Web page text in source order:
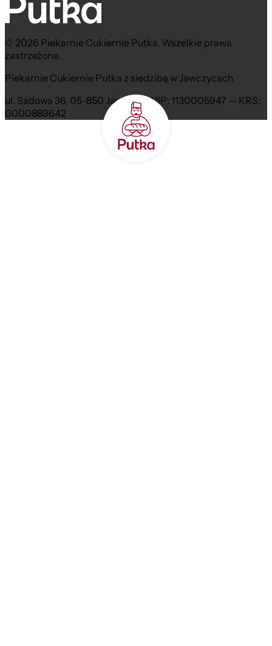
© 2026 Piekarnie Cukiernie Putka. Wszelkie prawa
zastrzeżone.
Piekarnie Cukiernie Putka z siedzibą w Jawczycach
ul. Sadowa 36, 05-850 Jawczyce NIP: 1130005947 — KRS:
0000889642